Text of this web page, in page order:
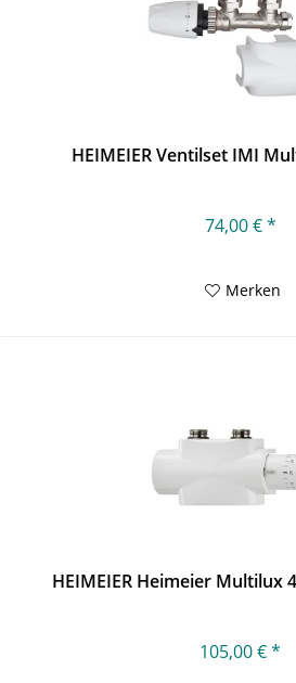
HEIMEIER Ventilset IMI
74,00 € *
Merken
HEIMEIER Heimeier Multilux
105,00 € *